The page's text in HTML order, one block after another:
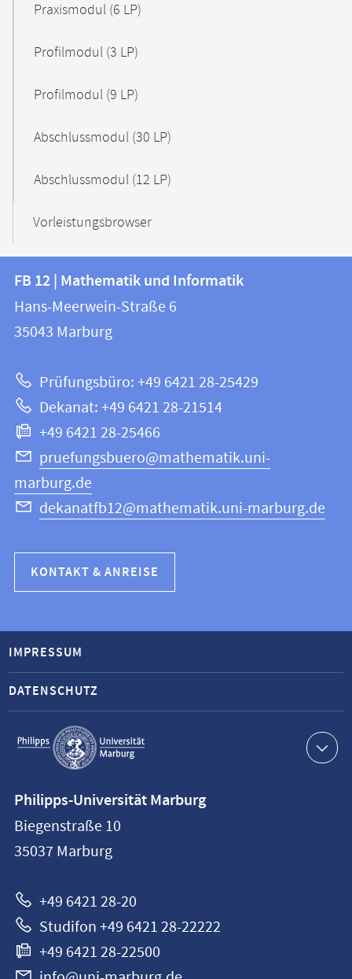
Praxismodul (6 LP)
Profilmodul (3 LP)
Profilmodul (9 LP)
Abschlussmodul (30 LP)
Abschlussmodul (12 LP)
Vorleistungsbrowser
Kontakt
und
Informationen
Website
FB
12
|
und
Informatik
FB 12 | Mathematik und Informatik
Hans-Meerwein-Straße 6
35043 Marburg
Prüfungsbüro: +49 6421 28-25429
Dekanat: +49 6421 28-21514
+49 6421 28-25466
pruefungsbuero@mathematik.uni-
marburg.de
dekanatfb12@mathematik.uni-marburg.de
KONTAKT & ANREISE
Service-
Navigation
IMPRESSUM
DATENSCHUTZ
Philipps-
Universität
Marburg
Philipps-Universität Marburg
Biegenstraße 10
35037 Marburg
+49 6421 28-20
Studifon +49 6421 28-22222
+49 6421 28-22500